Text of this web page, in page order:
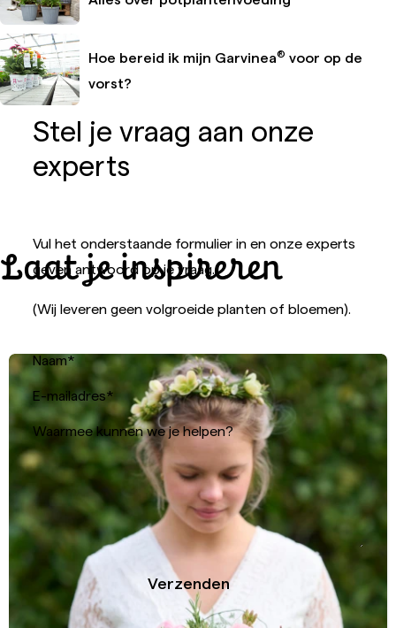
Hoe bereid ik mijn Garvinea® voor op de
vorst?
Stel je vraag aan onze
experts
Vul het onderstaande formulier in en onze experts
geven antwoord op je vraag.
(Wij leveren geen volgroeide planten of bloemen).
Naam*
E-mailadres*
Waarmee kunnen we je helpen?
Verzenden
Laat je inspireren